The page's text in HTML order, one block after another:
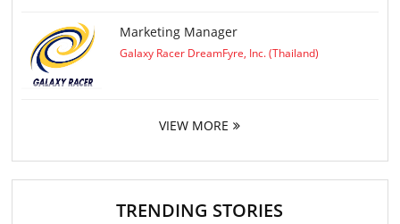
Marketing Manager
Galaxy Racer DreamFyre, Inc. (Thailand)
VIEW MORE
TRENDING STORIES